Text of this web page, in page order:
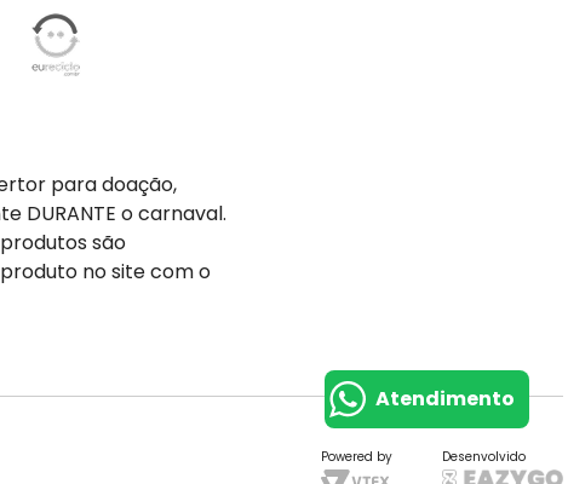
Atendimento
para doação,
DURANTE o carnaval.
são
no site com o
Powered by Desenvolvido